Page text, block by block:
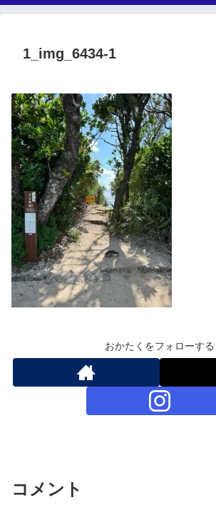
1_img_6434-1
おかたくをフォローする
コメント